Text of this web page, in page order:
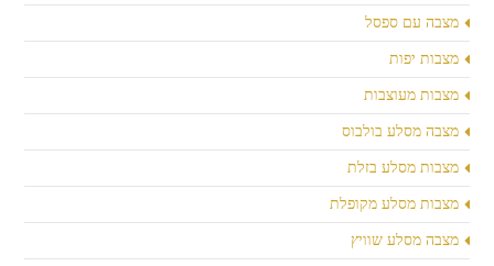
מצבה עם ספסל
מצבות יפות
מצבות מעוצבות
מצבה מסלע בולבוס
מצבות מסלע בזלת
מצבות מסלע מקופלת
מצבה מסלע שוויץ